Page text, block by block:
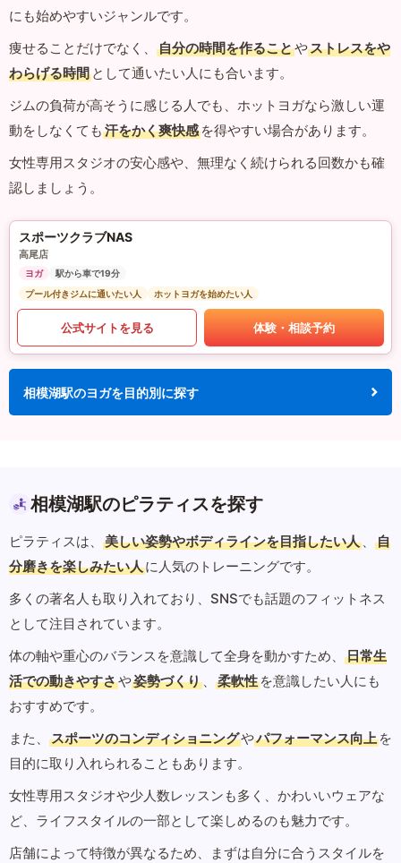
にも始めやすいジャンルです。
痩せることだけでなく、
自分の時間を作ることやストレスをや
わらげる時間 として通いたい人にも合います。
ジムの負荷が高そうに感じる人でも、ホットヨガなら激しい運
動をしなくても 汗をかく爽快感 を得やすい場合があります。
女性専用スタジオの安心感や、無理なく続けられる回数かも確
認しましょう。
スポーツクラブNAS
高尾店
ヨガ
駅から車で19分
プール付きジムに通いたい人
ホットヨガを始めたい人
公式サイトを見る 体験・相談予約
相模湖駅のヨガを目的別に探す
相模湖駅のピラティスを探す
ピラティスは、 美しい姿勢やボディラインを目指したい人 、
自
分磨きを楽しみたい人に人気のトレーニングです。
多くの著名人も取り入れており、SNSでも話題のフィットネス
として注目されています。
体の軸や重心のバランスを意識して全身を動かすため、
日常生
活での動きやすさや姿勢づくり 、 柔軟性 を意識したい人にも
おすすめです。
また、
スポーツのコンディショニングやパフォーマンス向上 を
目的に取り入れられることもあります。
女性専用スタジオや少人数レッスンも多く、かわいいウェアな
ど、ライフスタイルの一部として楽しめるのも魅力です。
店舗によって特徴が異なるため、まずは自分に合うスタイルを